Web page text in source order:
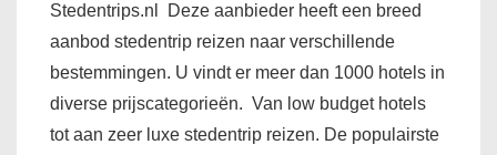
Stedentrips.nl Deze aanbieder heeft een breed
aanbod stedentrip reizen naar verschillende
bestemmingen. U vindt er meer dan 1000 hotels in
diverse prijscategorieën. Van low budget hotels
tot aan zeer luxe stedentrip reizen. De populairste